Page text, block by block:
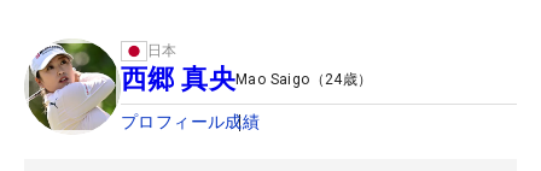
日本
西郷 真央Mao Saigo （ 24歳）
プロフィール成績